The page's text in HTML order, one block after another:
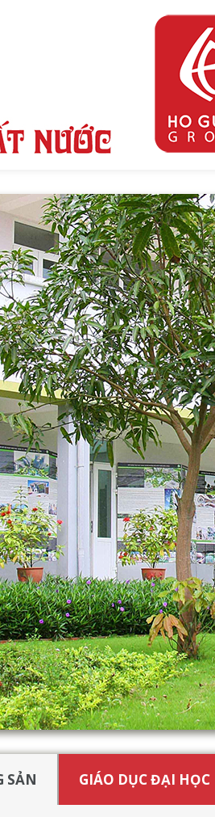
SẢN GIÁO DỤC ĐẠI HỌC